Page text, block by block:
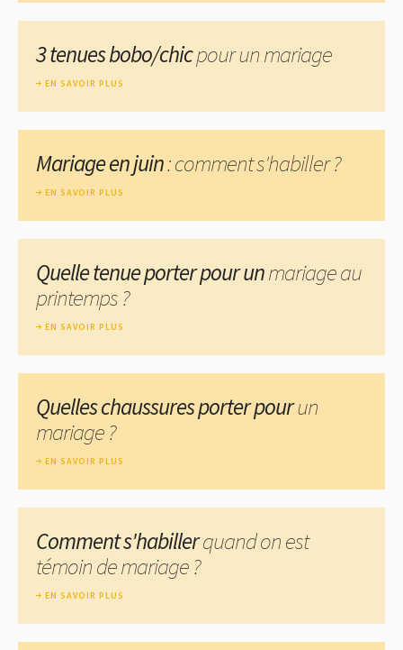
3 tenues bobo/chicpour un mariage
EN SAVOIR PLUS
Mariage en juin: comment s'habiller ?
EN SAVOIR PLUS
Quelle tenue porter pour unmariage au
printemps ?
EN SAVOIR PLUS
Quelles chaussures porter pourun
mariage ?
EN SAVOIR PLUS
Comment s'habillerquand on est
témoin de mariage ?
EN SAVOIR PLUS